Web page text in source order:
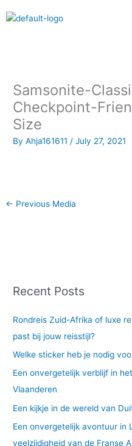
to
Samsonite-
Checkpoint-
Size
ByAhja161611/July 27, 2021
← Previous Media
Recent Posts
Rondreis Zuid-Afrika of luxe
past bij jouw reisstijl?
Welke sticker heb je nodig
Een onvergetelijk verblijf in
Vlaanderen
Een kijkje in de wereld van
Een onvergetelijk avontuur in
veelzijdigheid van de Franse